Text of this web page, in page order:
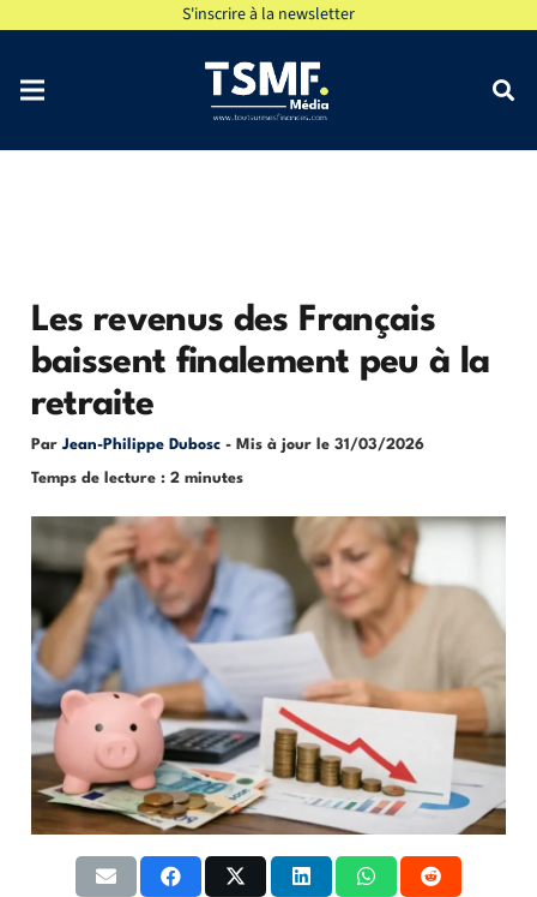
S'inscrire à la newsletter
Les revenus des Français
baissent finalement peu à la
retraite
Par Jean-Philippe Dubosc - Mis à jour le 31/03/2026
Temps de lecture : 2 minutes